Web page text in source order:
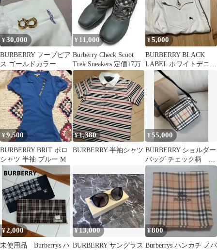
¥30,000
BURBERRY フープピア
ス ゴールドカラー
¥ 11,000
Burberry Check Scoot
Trek Sneakers 定価17万
¥5,000
BURBERRY BLACK
LABEL ホワイトデニム
パンツ
¥9,500
BURBERRY BRIT ポロ
シャツ 半袖 ブルー M
¥1,380
BURBERRY 半袖シャツ
¥55,000
BURBERRY ショルダー
バッグ チェック柄 メ
ンズレディース 値下
¥2,000
未使用品 Burberrys ハ
¥13,000
BURBERRY サングラス
¥800
Burberrys ハンカチ ノバ